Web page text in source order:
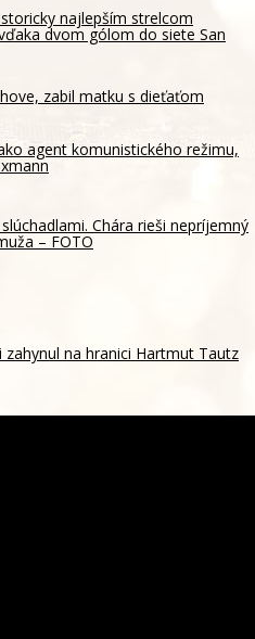
najlepším strelcom
dvom gólom do siete San
zabil matku s dieťaťom
agent komunistického režimu,
Chára rieši nepríjemný
– FOTO
na hranici Hartmut Tautz